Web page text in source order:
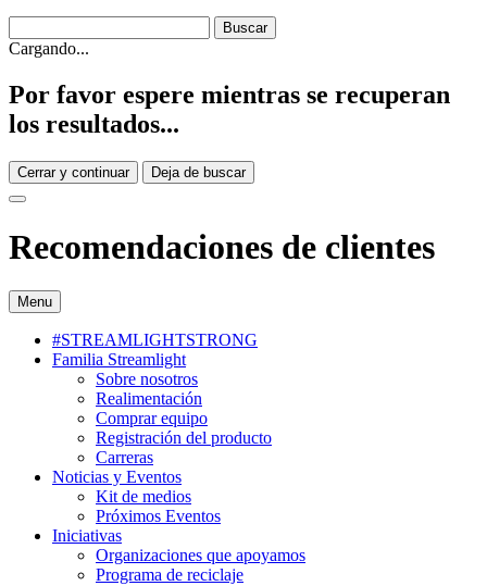
Cargando...
Por favor espere mientras se recuperan
los resultados...
Cerrar y continuar Deja de buscar
Recomendaciones de clientes
Menu
#STREAMLIGHTSTRONG
Familia Streamlight
Sobre nosotros
Realimentación
Comprar equipo
Registración del producto
Carreras
Noticias y Eventos
Kit de medios
Próximos Eventos
Iniciativas
Organizaciones que apoyamos
Programa de reciclaje